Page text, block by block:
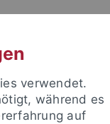
verwendet.
während es
auf